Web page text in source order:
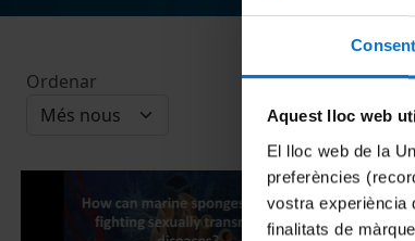
Aquest lloc web
El lloc web de la
preferències
vostra experiència
finalitats de
Ordenar